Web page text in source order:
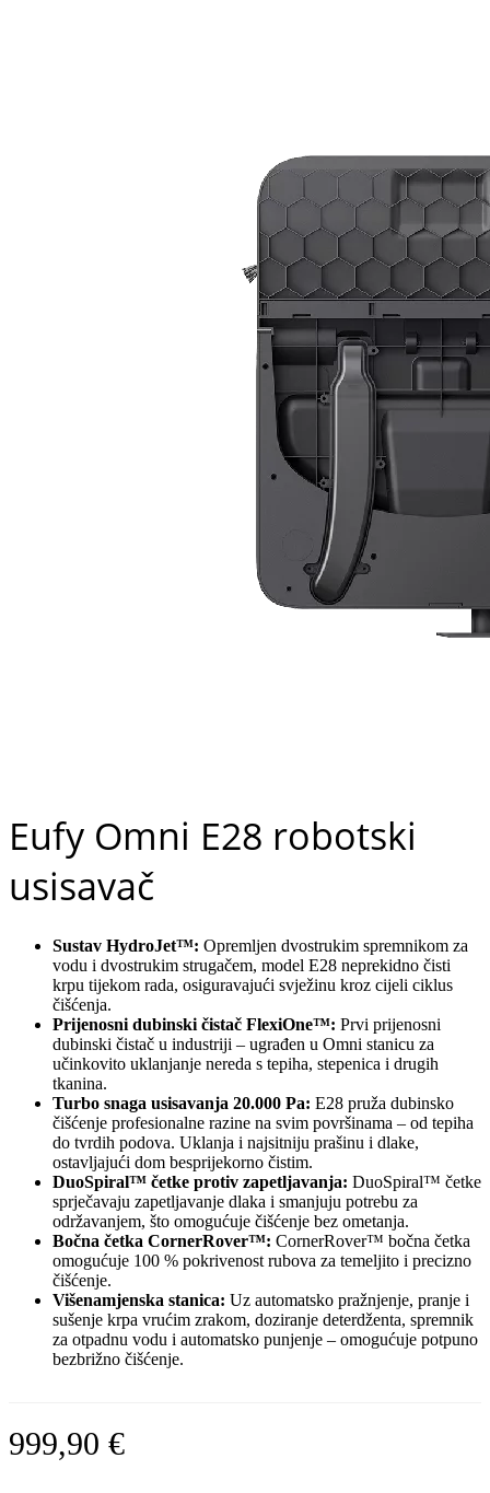
Eufy Omni E28 robotski
usisavač
Sustav HydroJet™: Opremljen dvostrukim spremnikom za
vodu i dvostrukim strugačem, model E28 neprekidno čisti
krpu tijekom rada, osiguravajući svježinu kroz cijeli ciklus
čišćenja.
Prijenosni dubinski čistač FlexiOne™: Prvi prijenosni
dubinski čistač u industriji – ugrađen u Omni stanicu za
učinkovito uklanjanje nereda s tepiha, stepenica i drugih
tkanina.
Turbo snaga usisavanja 20.000 Pa: E28 pruža dubinsko
čišćenje profesionalne razine na svim površinama – od tepiha
do tvrdih podova. Uklanja i najsitniju prašinu i dlake,
ostavljajući dom besprijekorno čistim.
DuoSpiral™ četke protiv zapetljavanja: DuoSpiral™ četke
sprječavaju zapetljavanje dlaka i smanjuju potrebu za
održavanjem, što omogućuje čišćenje bez ometanja.
Bočna četka CornerRover™: CornerRover™ bočna četka
omogućuje 100 % pokrivenost rubova za temeljito i precizno
čišćenje.
Višenamjenska stanica: Uz automatsko pražnjenje, pranje i
sušenje krpa vrućim zrakom, doziranje deterdženta, spremnik
za otpadnu vodu i automatsko punjenje – omogućuje potpuno
bezbrižno čišćenje.
999,90 €